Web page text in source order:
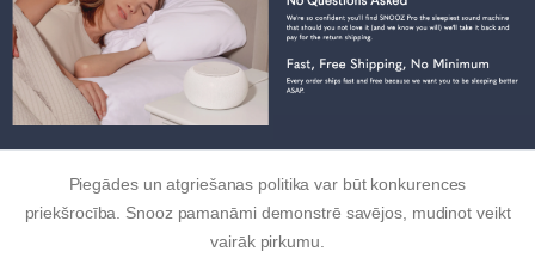
Piegādes un atgriešanas politika var būt konkurences
priekšrocība. Snooz pamanāmi demonstrē savējos, mudinot veikt
vairāk pirkumu.